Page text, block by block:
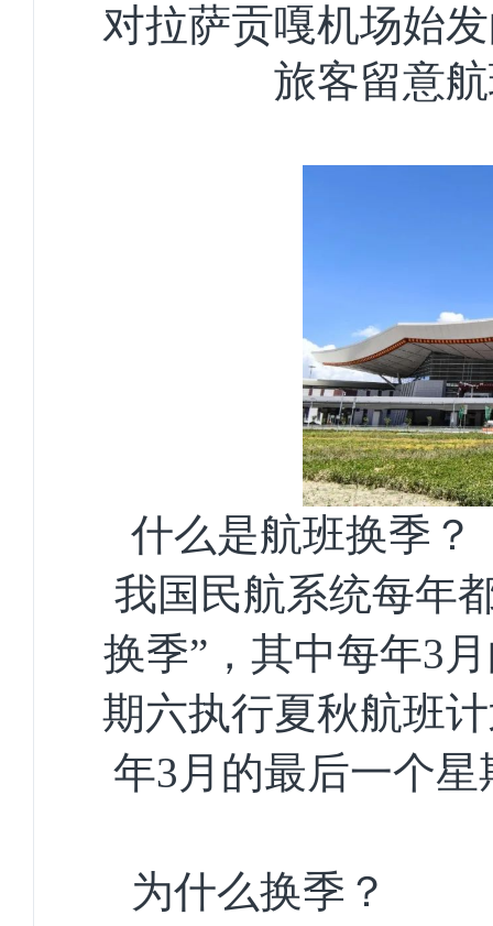
对拉萨贡嘎机场始
旅客留意
什么是航班换季？
我国民航系统每年
换季”，其中每年3
期六执行夏秋航班
年3月的最后一个
为什么换季？